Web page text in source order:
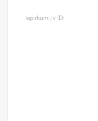
Iepirkumi.lv ID: